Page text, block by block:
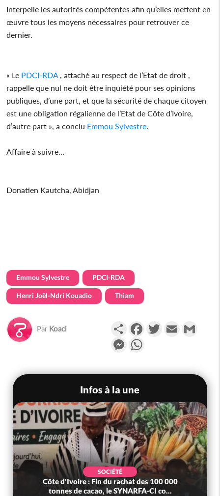
Interpelle les autorités compétentes afin qu’elles mettent en
œuvre tous les moyens nécessaires pour retrouver ce
dernier.
« Le PDCI-RDA, attaché au respect de l’Etat de droit ,
rappelle que nul ne doit être inquiété pour ses opinions
publiques, d’une part, et que la sécurité de chaque citoyen
est une obligation régalienne de l’Etat de Côte d’Ivoire,
d’autre part », a conclu Emmou Sylvestre.
Affaire à suivre…
Donatien Kautcha, Abidjan
Emmou Sylvestre PDCI-RDA
Henri Joël-Ndri Kouadio Thiam
Par Koaci PartagerFacebookTwitterEmail
Messenger
Infos à la une
SOCIÉTÉ
Côte d'Ivoire : Fin du rachat des 100 000
tonnes de cacao, le SYNARFA-CI co...